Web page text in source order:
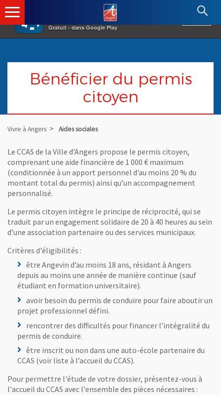
×
Gratuit - dans Google Play
Angers.fr : Retour à l'accueil
Bénéficier du permis
citoyen
Vivre à Angers Aides sociales
Le CCAS de la Ville d’Angers propose le permis citoyen,
comprenant une aide financière de 1 000 € maximum
(conditionnée à un apport personnel d’au moins 20 % du
montant total du permis) ainsi qu’un accompagnement
personnalisé.
Le permis citoyen intègre le principe de réciprocité, qui se
traduit par un engagement solidaire de 20 à 40 heures au sein
d’une association partenaire ou des services municipaux.
Critères d'éligibilités :
être Angevin d’au moins 18 ans, résidant à Angers
depuis au moins une année de manière continue (sauf
étudiant en formation universitaire).
avoir besoin du permis de conduire pour faire aboutir un
projet professionnel défini.
rencontrer des difficultés pour financer l’intégralité du
permis de conduire.
être inscrit ou non dans une auto-école partenaire du
CCAS (voir liste à l’accueil du CCAS).
Pour permettre l'étude de votre dossier, présentez-vous à
l'accueil du CCAS avec l'ensemble des pièces nécessaires :